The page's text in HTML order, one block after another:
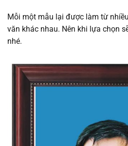
Mỗi một mẫu lại được làm từ
văn khác nhau. Nên khi lựa chọn
nhé.